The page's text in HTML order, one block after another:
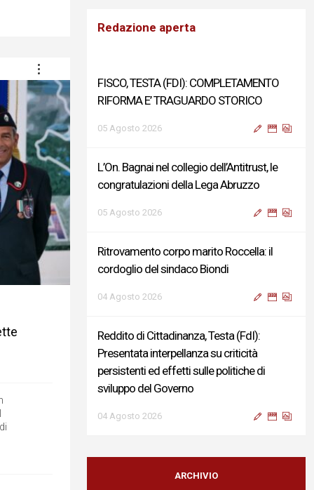
Redazione aperta
FISCO, TESTA (FDI): COMPLETAMENTO
RIFORMA E’ TRAGUARDO STORICO
05 Agosto 2026
L’On. Bagnai nel collegio dell’Antitrust, le
congratulazioni della Lega Abruzzo
05 Agosto 2026
Ritrovamento corpo marito Roccella: il
cordoglio del sindaco Biondi
04 Agosto 2026
Reddito di Cittadinanza, Testa (FdI):
Presentata interpellanza su criticità
persistenti ed effetti sulle politiche di
sviluppo del Governo
04 Agosto 2026
Sigismondi, Liris e Testa: “Profondo
cordoglio e vicinanza al Ministro Roccella e
ARCHIVIO